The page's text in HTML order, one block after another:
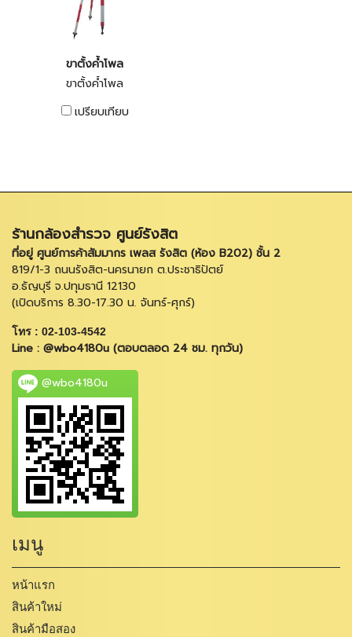
ขาตั้งค้ำโพล
ขาตั้งค้ำโพล
เปรียบเทียบ
ร้านกล้องสำรวจ ศูนย์รังสิต
ที่อยู่ ศูนย์การค้าสัมมากร เพลส รังสิต (ห้อง B202) ชั้น 2
819/1-3 ถนนรังสิต-นครนายก ต.ประชาธิปัตย์
อ.ธัญบุรี จ.ปทุมธานี 12130
(เปิดบริการ 8.30-17.30 น. จันทร์-ศุกร์)
โทร : 02-103-4542
Line : @wbo4180u (ตอบตลอด 24 ชม. ทุกวัน)
@wbo4180u
เมนู
หน้าแรก
สินค้าใหม่
สินค้ามือสอง